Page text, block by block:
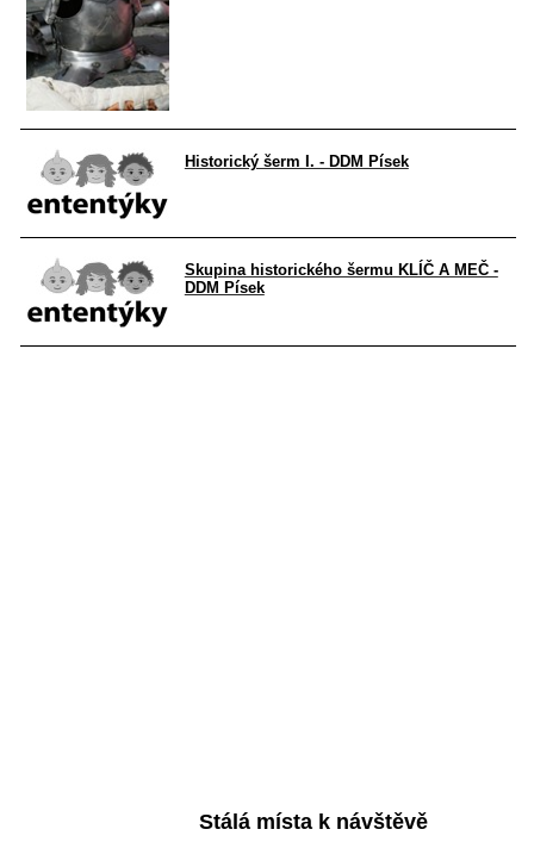
Historický šerm I. - DDM Písek
Skupina historického šermu KLÍČ A MEČ -
DDM Písek
Stálá místa k návštěvě